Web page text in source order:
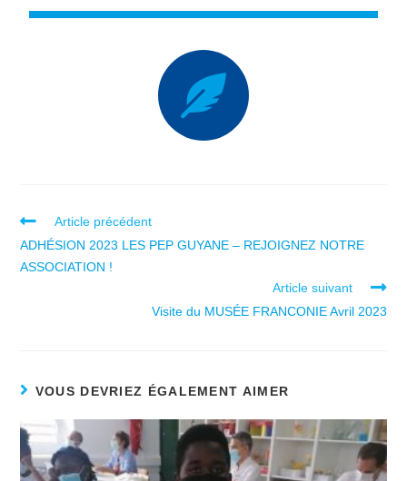
Article précédent
ADHÉSION 2023 LES PEP GUYANE – REJOIGNEZ NOTRE
ASSOCIATION !
Article suivant
Visite du MUSÉE FRANCONIE Avril 2023
VOUS DEVRIEZ ÉGALEMENT AIMER